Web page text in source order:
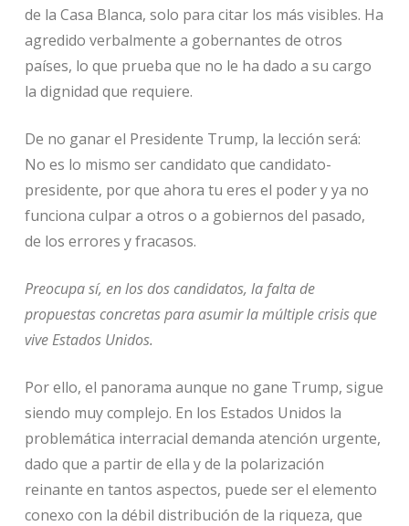
de la Casa Blanca, solo para citar los más visibles. Ha
agredido verbalmente a gobernantes de otros
países, lo que prueba que no le ha dado a su cargo
la dignidad que requiere.
De no ganar el Presidente Trump, la lección será:
No es lo mismo ser candidato que candidato-
presidente, por que ahora tu eres el poder y ya no
funciona culpar a otros o a gobiernos del pasado,
de los errores y fracasos.
Preocupa sí, en los dos candidatos, la falta de
propuestas concretas para asumir la múltiple crisis que
vive Estados Unidos.
Por ello, el panorama aunque no gane Trump, sigue
siendo muy complejo. En los Estados Unidos la
problemática interracial demanda atención urgente,
dado que a partir de ella y de la polarización
reinante en tantos aspectos, puede ser el elemento
conexo con la débil distribución de la riqueza, que